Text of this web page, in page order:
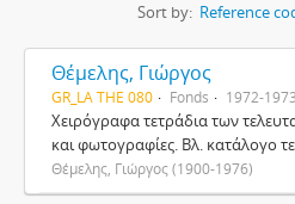
Sort by: Reference
Θέμελης, Γιώργος
GR_LA THE 080 Fonds 1972-1973
Χειρόγραφα τετράδια των
και φωτογραφίες. Βλ. κατάλογο
Θέμελης, Γιώργος (1900-1976)